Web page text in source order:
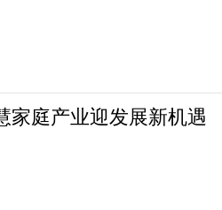
家庭产业迎发展新机遇